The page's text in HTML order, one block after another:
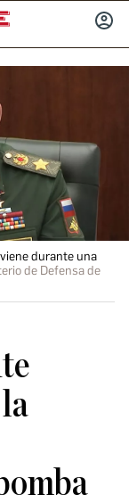
durante una
de Defensa de